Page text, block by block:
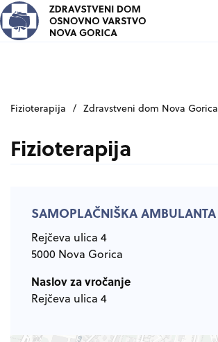
Fizioterapija / Zdravstveni dom Nova Gorica
Fizioterapija
SAMOPLAČNIŠKA AMBULANTA
Rejčeva ulica 4
5000 Nova Gorica
Naslov za vročanje
Rejčeva ulica 4